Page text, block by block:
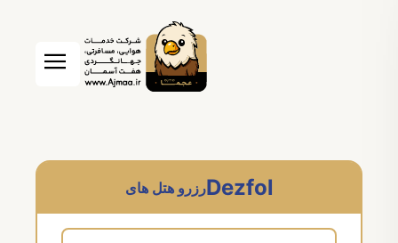
Dezfolرزرو هتل های